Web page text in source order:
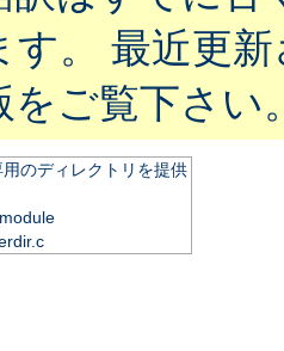
す。 最近更
をご覧下さい
のディレクトリを提供